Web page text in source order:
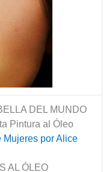
DEL MUNDO
Pintura al Óleo
Mujeres por Alice
AL ÓLEO